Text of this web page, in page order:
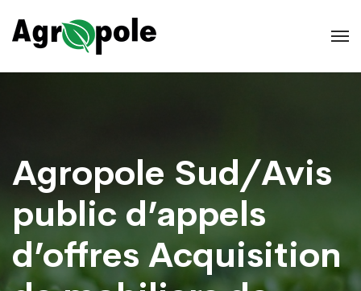
Agropole Sud/Avis
public d’appels
d’offres Acquisition